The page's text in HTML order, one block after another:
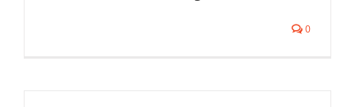
0